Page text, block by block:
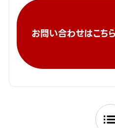
お問い合わせはこち